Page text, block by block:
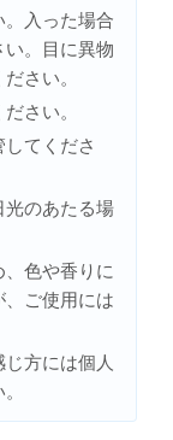
。入った場合
。目に異物
さい。
さい。
てくださ
光のあたる場
色や香りに
ご使用には
方には個人